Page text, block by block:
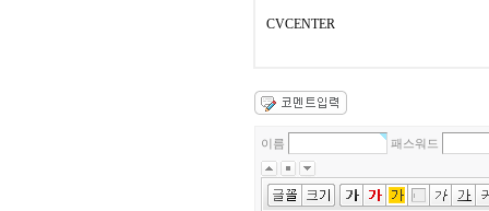
CVCENTER
이름 패스워드